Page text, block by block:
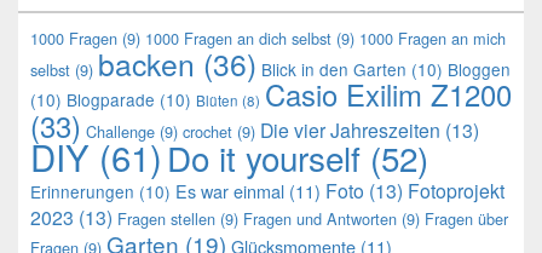
1000 Fragen (9) 1000 Fragen an dich selbst (9) 1000 Fragen an mich
selbst (9) backen (36) Blick in den Garten (10) Bloggen
(10) Blogparade (10) Blüten (8) Casio Exilim Z1200
(33) Challenge (9) crochet (9) Die vier Jahreszeiten (13)
DIY(61)Do it yourself (52)
Erinnerungen (10) Es war einmal (11) Foto (13) Fotoprojekt
2023 (13) Fragen stellen (9) Fragen und Antworten (9) Fragen über
Fragen (9) Garten (19) Glücksmomente (11)